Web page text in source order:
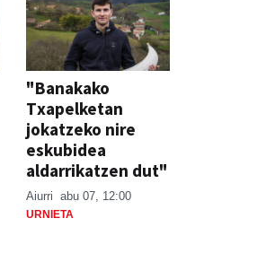
"Banakako
Txapelketan
jokatzeko nire
eskubidea
aldarrikatzen dut"
Aiurri abu 07, 12:00
URNIETA